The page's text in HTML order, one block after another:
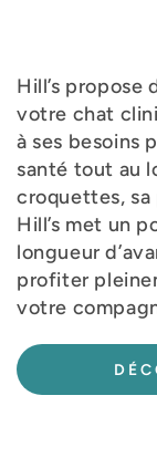
Hill’s propose
votre chat
à ses besoins
santé tout au
croquettes, sa
Hill’s met un
longueur
profiter
votre